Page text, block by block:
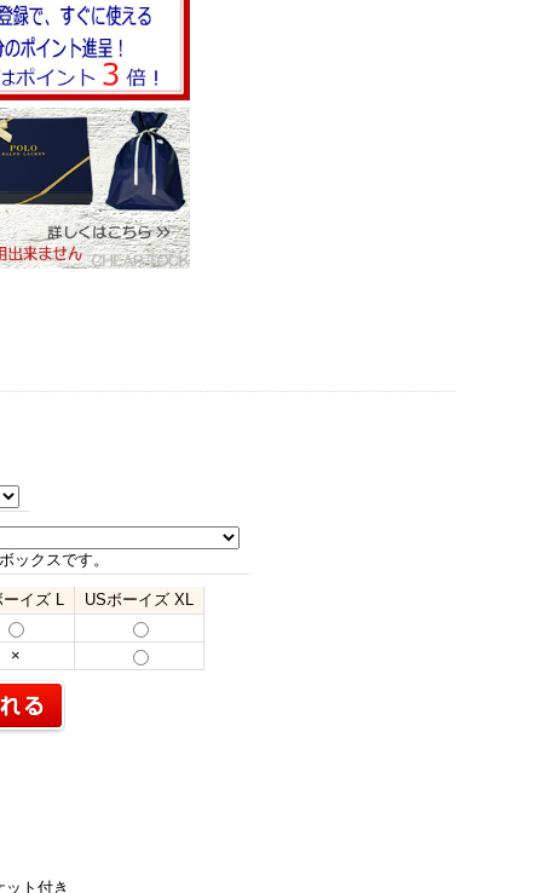
ックスです。
イズ L USボーイズ XL
×
ト付き